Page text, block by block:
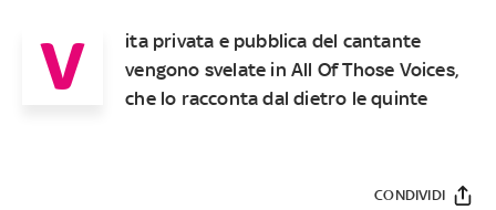
V
ita privata e pubblica del cantante
vengono svelate in All Of Tho­se Voi­ces,
che lo racconta dal dietro le quinte
CONDIVIDI